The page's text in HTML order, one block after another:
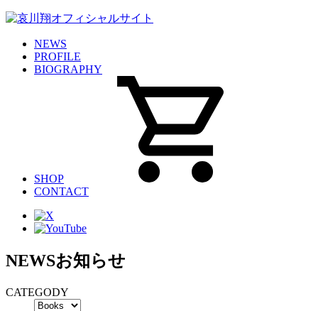
NEWS
PROFILE
BIOGRAPHY
SHOP
CONTACT
NEWSお知らせ
CATEGODY